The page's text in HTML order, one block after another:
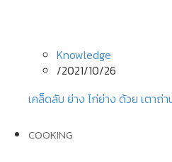
Knowledge
/2021/10/26
เคล็ดลับ ย่าง ไก่ย่าง ด้วย เตาถ่
COOKING